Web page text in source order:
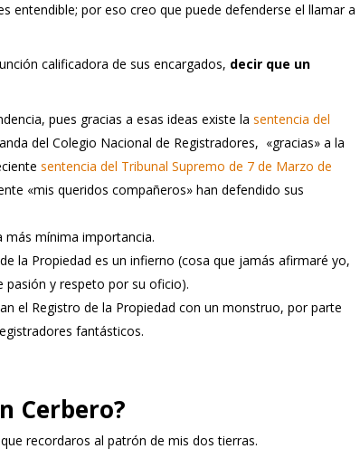
entendible; por eso creo que puede defenderse el llamar a
calificadora de sus encargados, decir que un
pues gracias a esas ideas existe lasentencia del
del Colegio Nacional de Registradores, «gracias» a la
sentencia del Tribunal Supremo de 7 de Marzo de
«mis queridos compañeros» han defendido sus
mínima importancia.
la Propiedad es un infierno (cosa que jamás afirmaré yo,
pasión y respeto por su oficio).
el Registro de la Propiedad con un monstruo, por parte
fantásticos.
Cerbero?
recordaros al patrón de mis dos tierras.